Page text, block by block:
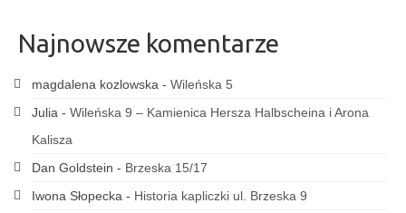
Najnowsze komentarze
magdalena kozlowska - Wileńska 5
Julia - Wileńska 9 – Kamienica Hersza Halbscheina i Arona
Kalisza
Dan Goldstein - Brzeska 15/17
Iwona Słopecka - Historia kapliczki ul. Brzeska 9